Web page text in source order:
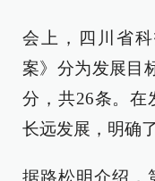
会上，四川省
案》分为发展目
分，共26条。在
长远发展，明确
据路松明介绍，